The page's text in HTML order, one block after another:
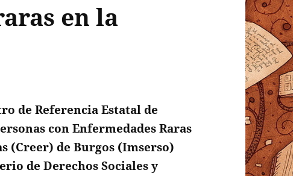
en la
de Referencia Estatal de
con Enfermedades Raras
(Creer) de Burgos (Imserso)
de Derechos Sociales y